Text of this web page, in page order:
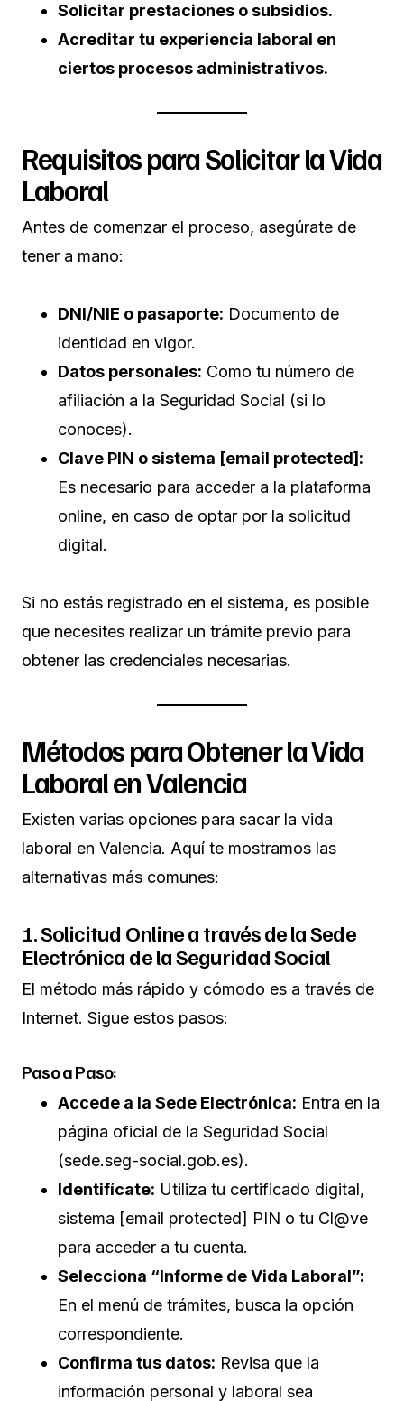
Solicitar prestaciones o subsidios.
Acreditar tu experiencia laboral en
ciertos procesos administrativos.
Requisitos para Solicitar la Vida
Laboral
Antes de comenzar el proceso, asegúrate de
tener a mano:
DNI/NIE o pasaporte: Documento de
identidad en vigor.
Datos personales: Como tu número de
afiliación a la Seguridad Social (si lo
conoces).
Clave PIN o sistema [email protected]:
Es necesario para acceder a la plataforma
online, en caso de optar por la solicitud
digital.
Si no estás registrado en el sistema, es posible
que necesites realizar un trámite previo para
obtener las credenciales necesarias.
Métodos para Obtener la Vida
Laboral en Valencia
Existen varias opciones para sacar la vida
laboral en Valencia. Aquí te mostramos las
alternativas más comunes:
1. Solicitud Online a través de la Sede
Electrónica de la Seguridad Social
El método más rápido y cómodo es a través de
Internet. Sigue estos pasos:
Paso a Paso:
Accede a la Sede Electrónica: Entra en la
página oficial de la Seguridad Social
(sede.seg-social.gob.es).
Identifícate: Utiliza tu certificado digital,
sistema [email protected] PIN o tu Cl@ve
para acceder a tu cuenta.
Selecciona “Informe de Vida Laboral”:
En el menú de trámites, busca la opción
correspondiente.
Confirma tus datos: Revisa que la
información personal y laboral sea